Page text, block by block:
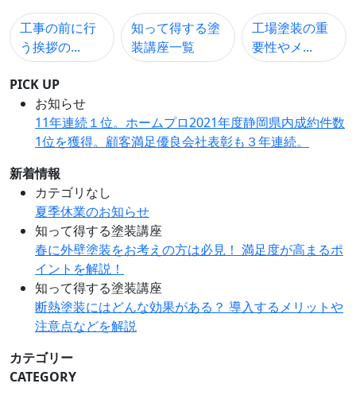
工事の前に行
う挨拶の...
知って得する塗
装講座一覧
工場塗装の重
要性やメ...
PICK UP
お知らせ
11年連続１位。ホームプロ2021年度静岡県内成約件数
1位を獲得。顧客満足優良会社表彰も３年連続。
新着情報
カテゴリなし
夏季休業のお知らせ
知って得する塗装講座
春に外壁塗装をお考えの方は必見！ 満足度が高まるポ
イントを解説！
知って得する塗装講座
断熱塗装にはどんな効果がある？ 導入するメリットや
注意点などを解説
カテゴリー
CATEGORY